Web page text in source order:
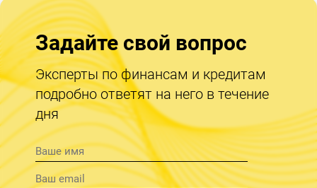
Задайте свой вопрос
Эксперты по финансам и кредитам
подробно ответят на него в течение
дня